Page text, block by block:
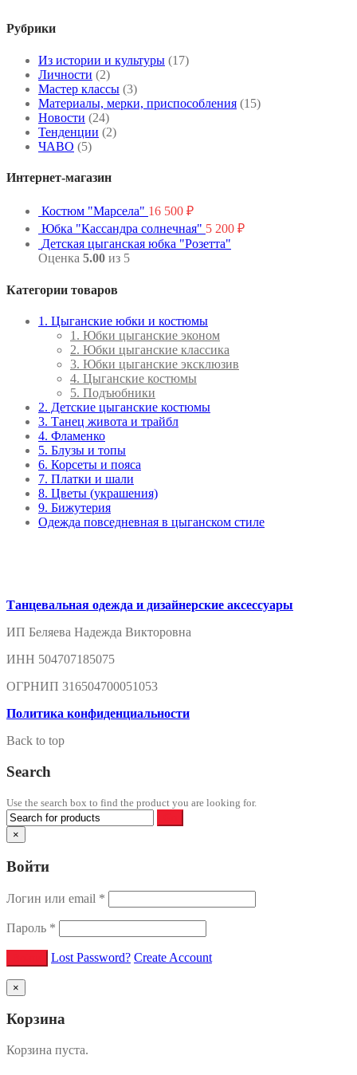
Рубрики
Из истории и культуры (17)
Личности (2)
Мастер классы (3)
Материалы, мерки, приспособления (15)
Новости (24)
Тенденции (2)
ЧАВО (5)
Интернет-магазин
Костюм "Марсела" 16 500 ₽
Юбка "Кассандра солнечная" 5 200 ₽
Детская цыганская юбка "Розетта"
Оценка 5.00 из 5
Категории товаров
1. Цыганские юбки и костюмы
1. Юбки цыганские эконом
2. Юбки цыганские классика
3. Юбки цыганские эксклюзив
4. Цыганские костюмы
5. Подъюбники
2. Детские цыганские костюмы
3. Танец живота и трайбл
4. Фламенко
5. Блузы и топы
6. Корсеты и пояса
7. Платки и шали
8. Цветы (украшения)
9. Бижутерия
Одежда повседневная в цыганском стиле
Танцевальная одежда и дизайнерские аксессуары
ИП Беляева Надежда Викторовна
ИНН 504707185075
ОГРНИП 316504700051053
Политика конфиденциальности
Back to top
Search
Use the search box to find the product you are looking for.
×
Войти
Логин или email *
Пароль *
Lost Password? Create Account
×
Корзина
Корзина пуста.